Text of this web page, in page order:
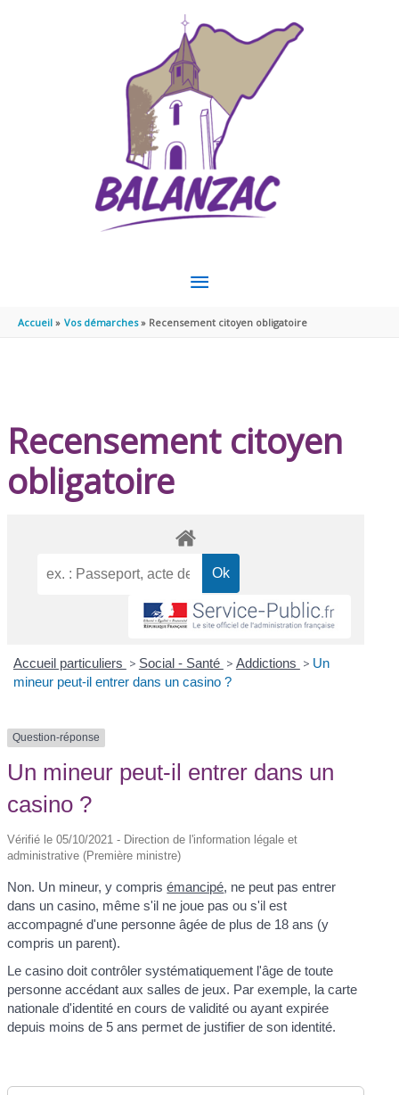
MENU
PRINCIPAL
Accueil Vos démarches Recensement citoyen obligatoire
Recensement citoyen
obligatoire
Accueil particuliers > Social - Santé > Addictions > Un
mineur peut-il entrer dans un casino ?
Question-réponse
Un mineur peut-il entrer dans un
casino ?
Vérifié le 05/10/2021 - Direction de l'information légale et
administrative (Première ministre)
Non. Un mineur, y comprisémancipé, ne peut pas entrer
dans un casino, même s'il ne joue pas ou s'il est
accompagné d'une personne âgée de plus de 18 ans (y
compris un parent).
Le casino doit contrôler systématiquement l'âge de toute
personne accédant aux salles de jeux. Par exemple, la carte
nationale d'identité en cours de validité ou ayant expirée
depuis moins de 5 ans permet de justifier de son identité.